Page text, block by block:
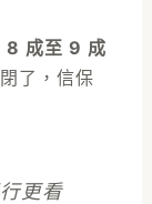
8 成至 9 成
了，信保
更看